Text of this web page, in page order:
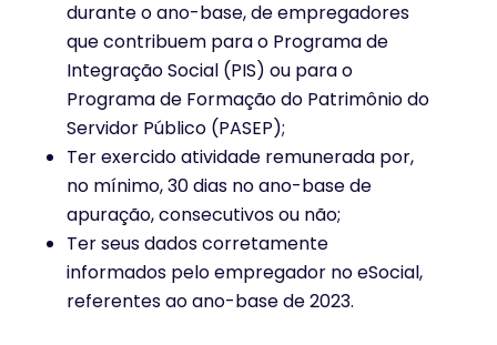
durante o ano-base, de empregadores
que contribuem para o Programa de
Integração Social (PIS) ou para o
Programa de Formação do Patrimônio do
Servidor Público (PASEP);
Ter exercido atividade remunerada por,
no mínimo, 30 dias no ano-base de
apuração, consecutivos ou não;
Ter seus dados corretamente
informados pelo empregador no eSocial,
referentes ao ano-base de 2023.